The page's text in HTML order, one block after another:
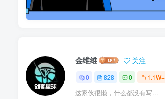
金维维 关注
0 828 0 1.1W+
这家伙很懒，什么都没有写...